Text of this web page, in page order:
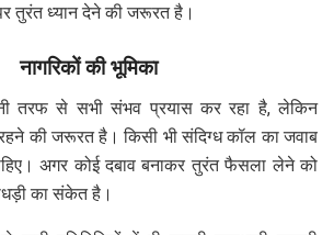
तुरंत ध्यान देने की जरूरत है।
नागरिकों की भूमिका
तरफ से सभी संभव प्रयास कर रहा है, लेकिन
रहने की जरूरत है। किसी भी संदिग्ध कॉल का जवाब
अगर कोई दबाव बनाकर तुरंत फैसला लेने को
का संकेत है।